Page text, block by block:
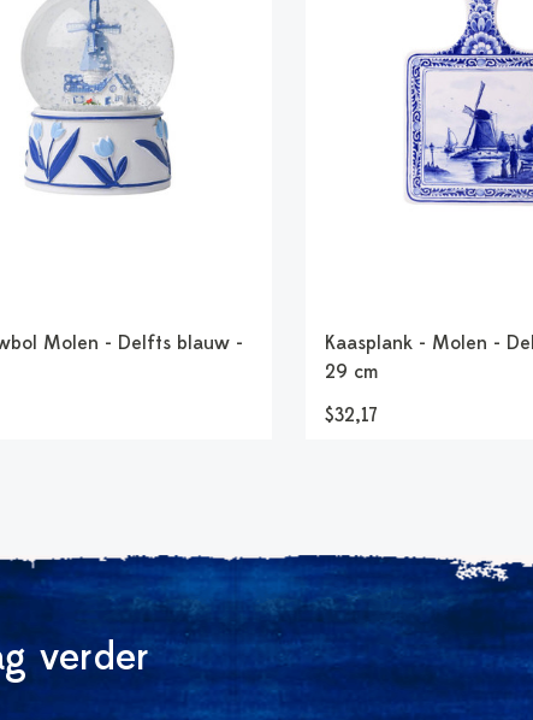
Molen - Delfts blauw -
Kaasplank - Molen -
29 cm
$32,17
verder